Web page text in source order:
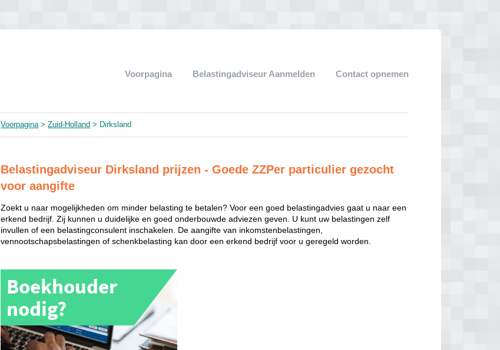
Voorpagina Belastingadviseur Aanmelden Contact opnemen
Voorpagina>Zuid-Holland > Dirksland
Belastingadviseur Dirksland prijzen - Goede ZZPer particulier gezocht
voor aangifte
Zoekt u naar mogelijkheden om minder belasting te betalen? Voor een goed belastingadvies gaat u naar een
erkend bedrijf. Zij kunnen u duidelijke en goed onderbouwde adviezen geven. U kunt uw belastingen zelf
invullen of een belastingconsulent inschakelen. De aangifte van inkomstenbelastingen,
vennootschapsbelastingen of schenkbelasting kan door een erkend bedrijf voor u geregeld worden.